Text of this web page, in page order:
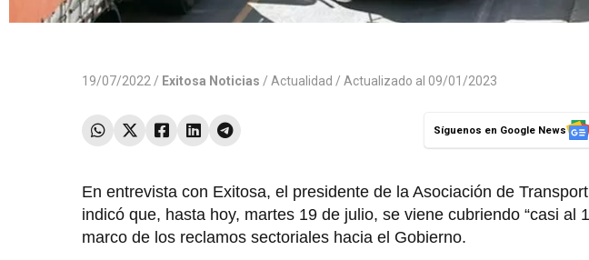
19/07/2022 / Exitosa Noticias / Actualidad / Actualizado al 09/01/2023
Síguenos en Google News
En entrevista con Exitosa, el presidente de la Asociación de
indicó que, hasta hoy, martes 19 de julio, se viene cubriendo “casi al
marco de los reclamos sectoriales hacia el Gobierno.